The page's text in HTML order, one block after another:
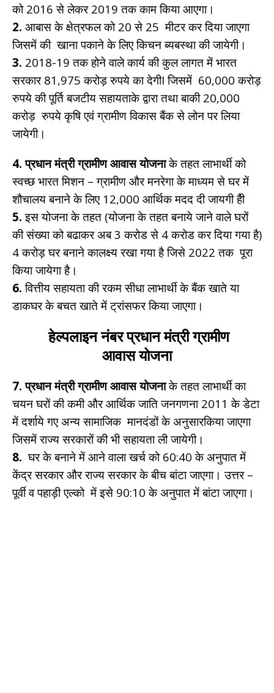
को 2016 से लेकर 2019 तक काम किया आएगा।
2. आबास के क्षेत्रफल को 20 से 25 मीटर कर दिया जाएगा
जिसमें की खाना पकाने के लिए किचन ब्यबस्था की जायेगी।
3. 2018-19 तक होने वाले कार्य की कुल लागत में भारत
सरकार 81,975 करोड़ रुपये का देगीI जिसमें 60,000 करोड़
रुपये की पूर्ति बजटीय सहायताके द्वारा तथा बाकी 20,000
करोड़ रुपये कृषि एवं ग्रामीण विकास बैंक से लोन पर लिया
जायेगी।
4. प्रधान मंत्री ग्रामीण आवास योजनाके तहत लाभार्थी को
स्वच्छ भारत मिशन – ग्रामीण और मनरेगा के माध्यम से घर में
शौचालय बनाने के लिए 12,000 आर्थिक मदद दी जायगी हैी
5. इस योजना के तहत (योजना के तहत बनाये जाने वाले घरों
की संख्या को बढाकर अब 3 करोड से 4 करोड कर दिया गया है)
4 करोड़ घर बनाने कालक्ष्य रखा गया है जिसे 2022 तक पूरा
किया जायेगा है।
6. वित्तीय सहायता की रकम सीधा लाभार्थी के बैंक खाते या
डाकघर के बचत खाते में ट्रांसफर किया जाएगा।
हेल्पलाइन नंबर प्रधान मंत्री ग्रामीण
आवासयोजना
7. प्रधान मंत्री ग्रामीण आवास योजनाके तहत लाभार्थी का
चयन घरों की कमी और आर्थिक जाति जनगणना 2011 के डेटा
में दर्शाये गए अन्य सामाजिक मानदंडों के अनुसारकिया जाएगा
जिसमें राज्य सरकारों की भी सहायता ली जायेगी।
8. घर के बनाने में आने वाला खर्च को 60:40 के अनुपात में
केंद्र सरकार और राज्य सरकार के बीच बांटा जाएगा। उत्तर –
पूर्वी व पहाड़ी एल्को में इसे 90:10 के अनुपात में बांटा जाएगा।